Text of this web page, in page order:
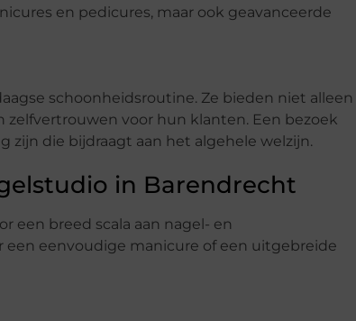
en pedicures, maar ook geavanceerde
schoonheidsroutine. Ze bieden niet alleen
voor hun klanten. Een bezoek
zijn die bijdraagt aan het algehele welzijn.
in Barendrecht
een breed scala aan nagel- en
een eenvoudige manicure of een uitgebreide